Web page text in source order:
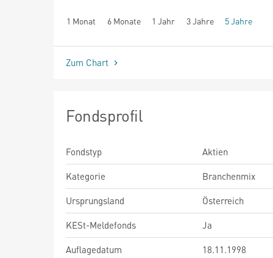
1 Monat 6 Monate 1 Jahr 3 Jahre 5 Jahre
seit Beginn
Zum Chart
Fondsprofil
Fondstyp
Aktien
Kategorie
Branchenmix
Ursprungsland
Österreich
KESt-Meldefonds
Ja
Auflagedatum
18.11.1998